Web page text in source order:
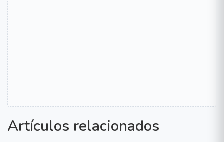
Artículos relacionados